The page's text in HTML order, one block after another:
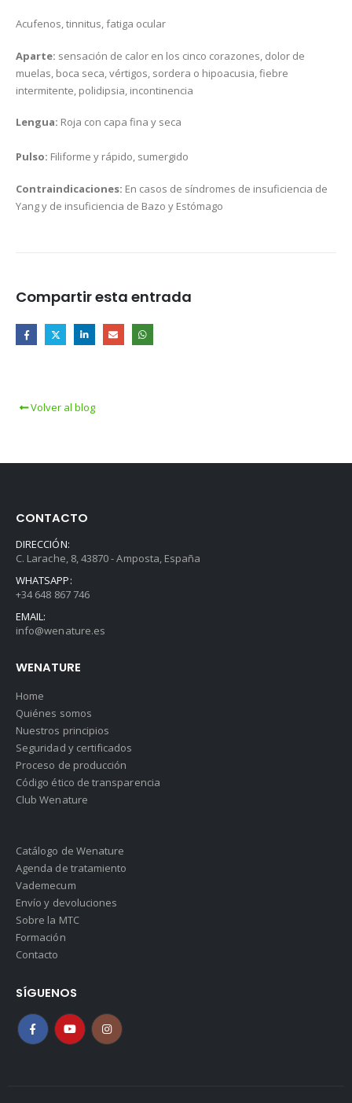
Acufenos, tinnitus, fatiga ocular
Aparte: sensación de calor en los cinco corazones, dolor de
muelas, boca seca, vértigos, sordera o hipoacusia, fiebre
intermitente, polidipsia, incontinencia
Lengua: Roja con capa fina y seca
Pulso: Filiforme y rápido, sumergido
Contraindicaciones: En casos de síndromes de insuficiencia de
Yang y de insuficiencia de Bazo y Estómago
Compartir esta entrada
Volver al blog
CONTACTO
DIRECCIÓN:
C. Larache, 8, 43870 - Amposta, España
WHATSAPP:
+34 648 867 746
EMAIL:
info@wenature.es
WENATURE
Home
Quiénes somos
Nuestros principios
Seguridad y certificados
Proceso de producción
Código ético de transparencia
Club Wenature
Catálogo de Wenature
Agenda de tratamiento
Vademecum
Envío y devoluciones
Sobre la MTC
Formación
Contacto
SÍGUENOS